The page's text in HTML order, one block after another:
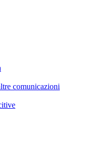
comunicazioni